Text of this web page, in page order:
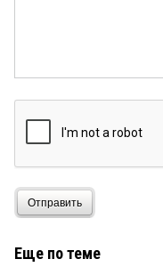
Отправить
Еще по теме